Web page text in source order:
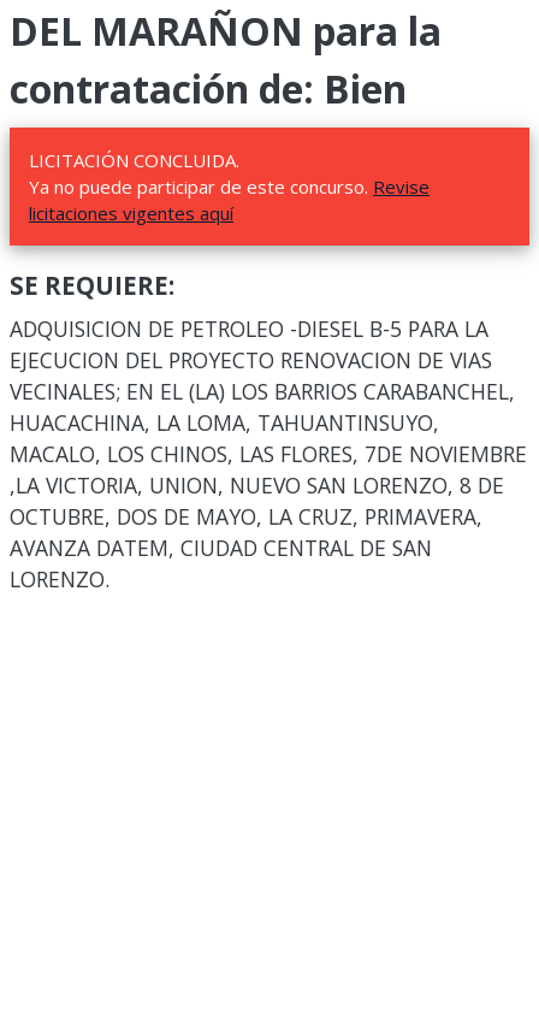
DEL MARAÑON para la
contratación de: Bien
LICITACIÓN CONCLUIDA.
Ya no puede participar de este concurso. Revise
licitaciones vigentes aquí
SE REQUIERE:
ADQUISICION DE PETROLEO -DIESEL B-5 PARA LA
EJECUCION DEL PROYECTO RENOVACION DE VIAS
VECINALES; EN EL (LA) LOS BARRIOS CARABANCHEL,
HUACACHINA, LA LOMA, TAHUANTINSUYO,
MACALO, LOS CHINOS, LAS FLORES, 7DE NOVIEMBRE
,LA VICTORIA, UNION, NUEVO SAN LORENZO, 8 DE
OCTUBRE, DOS DE MAYO, LA CRUZ, PRIMAVERA,
AVANZA DATEM, CIUDAD CENTRAL DE SAN
LORENZO.